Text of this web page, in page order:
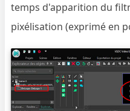
temps d'apparition du
pixélisation (exprimé en